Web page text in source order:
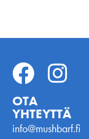
OTA
YHTEYTTÄ
info@mushbarf.fi